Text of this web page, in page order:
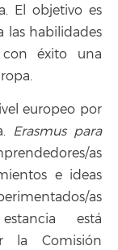
El objetivo es
las habilidades
éxito una
europeo por
Erasmus para
as
e ideas
as
está
la Comisión